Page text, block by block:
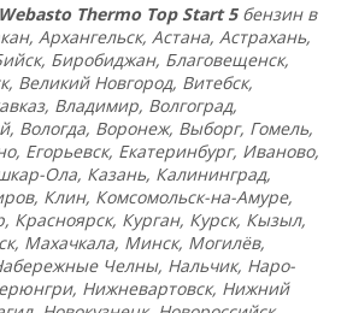
Webasto Thermo Top Start 5бензин в
Архангельск, Астана, Астрахань,
Биробиджан, Благовещенск,
Великий Новгород, Витебск,
Владимир, Волгоград,
Вологда, Воронеж, Выборг, Гомель,
Егорьевск, Екатеринбург, Иваново,
Ола, Казань, Калининград,
Клин, Комсомольск-на-Амуре,
Красноярск, Курган, Курск, Кызыл,
Махачкала, Минск, Могилёв,
Челны, Нальчик, Наро-
Нижневартовск, Нижний